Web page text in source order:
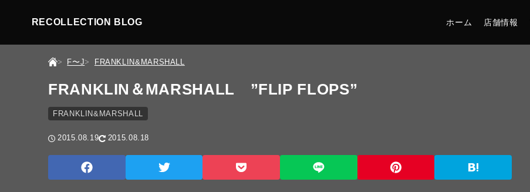
RECOLLECTION BLOG ホーム 店舗情報
F〜J FRANKLIN&MARSHALL
FRANKLIN＆MARSHALL ”FLIP FLOPS”
FRANKLIN&MARSHALL
2015.08.19 2015.08.18